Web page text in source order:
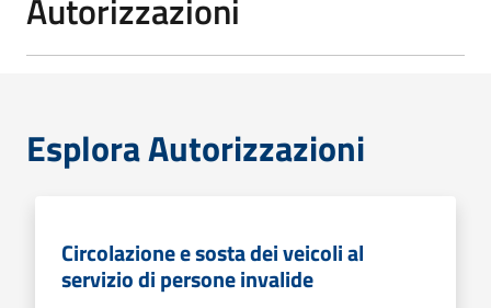
Autorizzazioni
Esplora Autorizzazioni
Circolazione e sosta dei veicoli al
servizio di persone invalide